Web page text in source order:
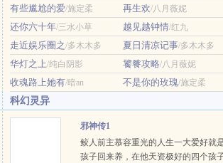
门，不仅无人擅御妖兽，其他方面也毫
存在感。玖茴问师父：“我们宗门传承两
千年，靠的是什么？”师父神情深沉，
光悠远：“全靠苟。”狗？本文将于11月
日入V，感谢读者朋友的支持~新文古言
《落崖三载后》，正在连载中~ …
有些尴尬的爱/施定柔 再生欢/八月薇妮
还你六十年/三水小草 越见越钟情/红九
走近娱乐圈之/多木木多 夏日清凉记事/多木木多
华灯之上/纯白阴影 饕餮攻略/八月薇妮
收魂路上她有/暗an 不是你的玫瑰/施定柔
科幻灵异
邪神传1
鲛人前主慕容重光的人生一大爱好就
孩子回来养，在他天资极好的四个孩